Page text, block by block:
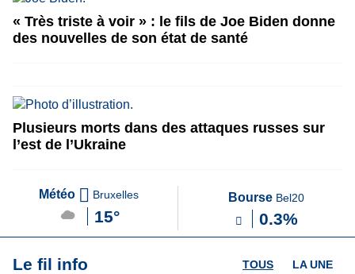
« Très triste à voir » : le fils de Joe Biden donne
des nouvelles de son état de santé
Plusieurs morts dans des attaques russes sur
l’est de l’Ukraine
Météo Bruxelles
15°
Bourse Bel20
0.3%
Le fil info LA UNE
TOUS